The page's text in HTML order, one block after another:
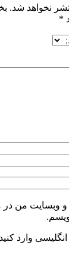
نخواهد شد.
*
و وبسایت من
وارد